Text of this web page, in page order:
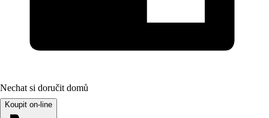
Nechat si doručit domů
Koupit on-line